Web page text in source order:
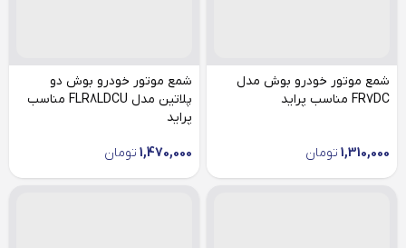
شمع موتور خودرو بوش مدل
FR7DC مناسب پراید
1,310,000 تومان
شمع موتور خودرو بوش دو
پلاتین مدل FLR8LDCU مناسب
پراید
1,470,000 تومان